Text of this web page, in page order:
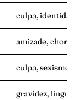
culpa, identidade
amizade, choro,
culpa, sexismo,
gravidez,